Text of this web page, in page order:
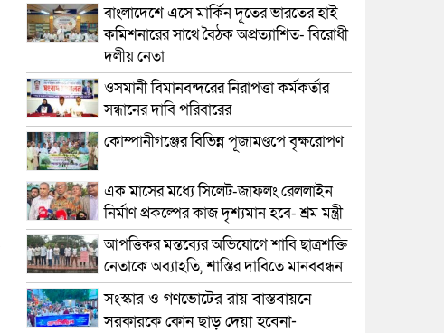
বাংলাদেশে এসে মার্কিন দূতের ভারতের হাই
কমিশনারের সাথে বৈঠক অপ্রত্যাশিত- বিরোধী
দলীয় নেতা
ওসমানী বিমানবন্দরের নিরাপত্তা কর্মকর্তার
সন্ধানের দাবি পরিবারের
কোম্পানীগঞ্জের বিভিন্ন পূজামণ্ডপে বৃক্ষরোপণ
এক মাসের মধ্যে সিলেট-জাফলং রেললাইন
নির্মাণ প্রকল্পের কাজ দৃশ্যমান হবে- শ্রম মন্ত্রী
আপত্তিকর মন্তব্যের অভিযোগে শাবি ছাত্রশক্তি
নেতাকে অব্যাহতি, শাস্তির দাবিতে মানববন্ধন
সংস্কার ও গণভোটের রায় বাস্তবায়নে
সরকারকে কোন ছাড় দেয়া হবেনা-